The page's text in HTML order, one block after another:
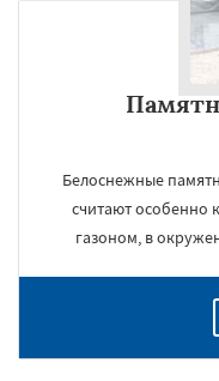
Белоснежные
считают особенно
газоном, в